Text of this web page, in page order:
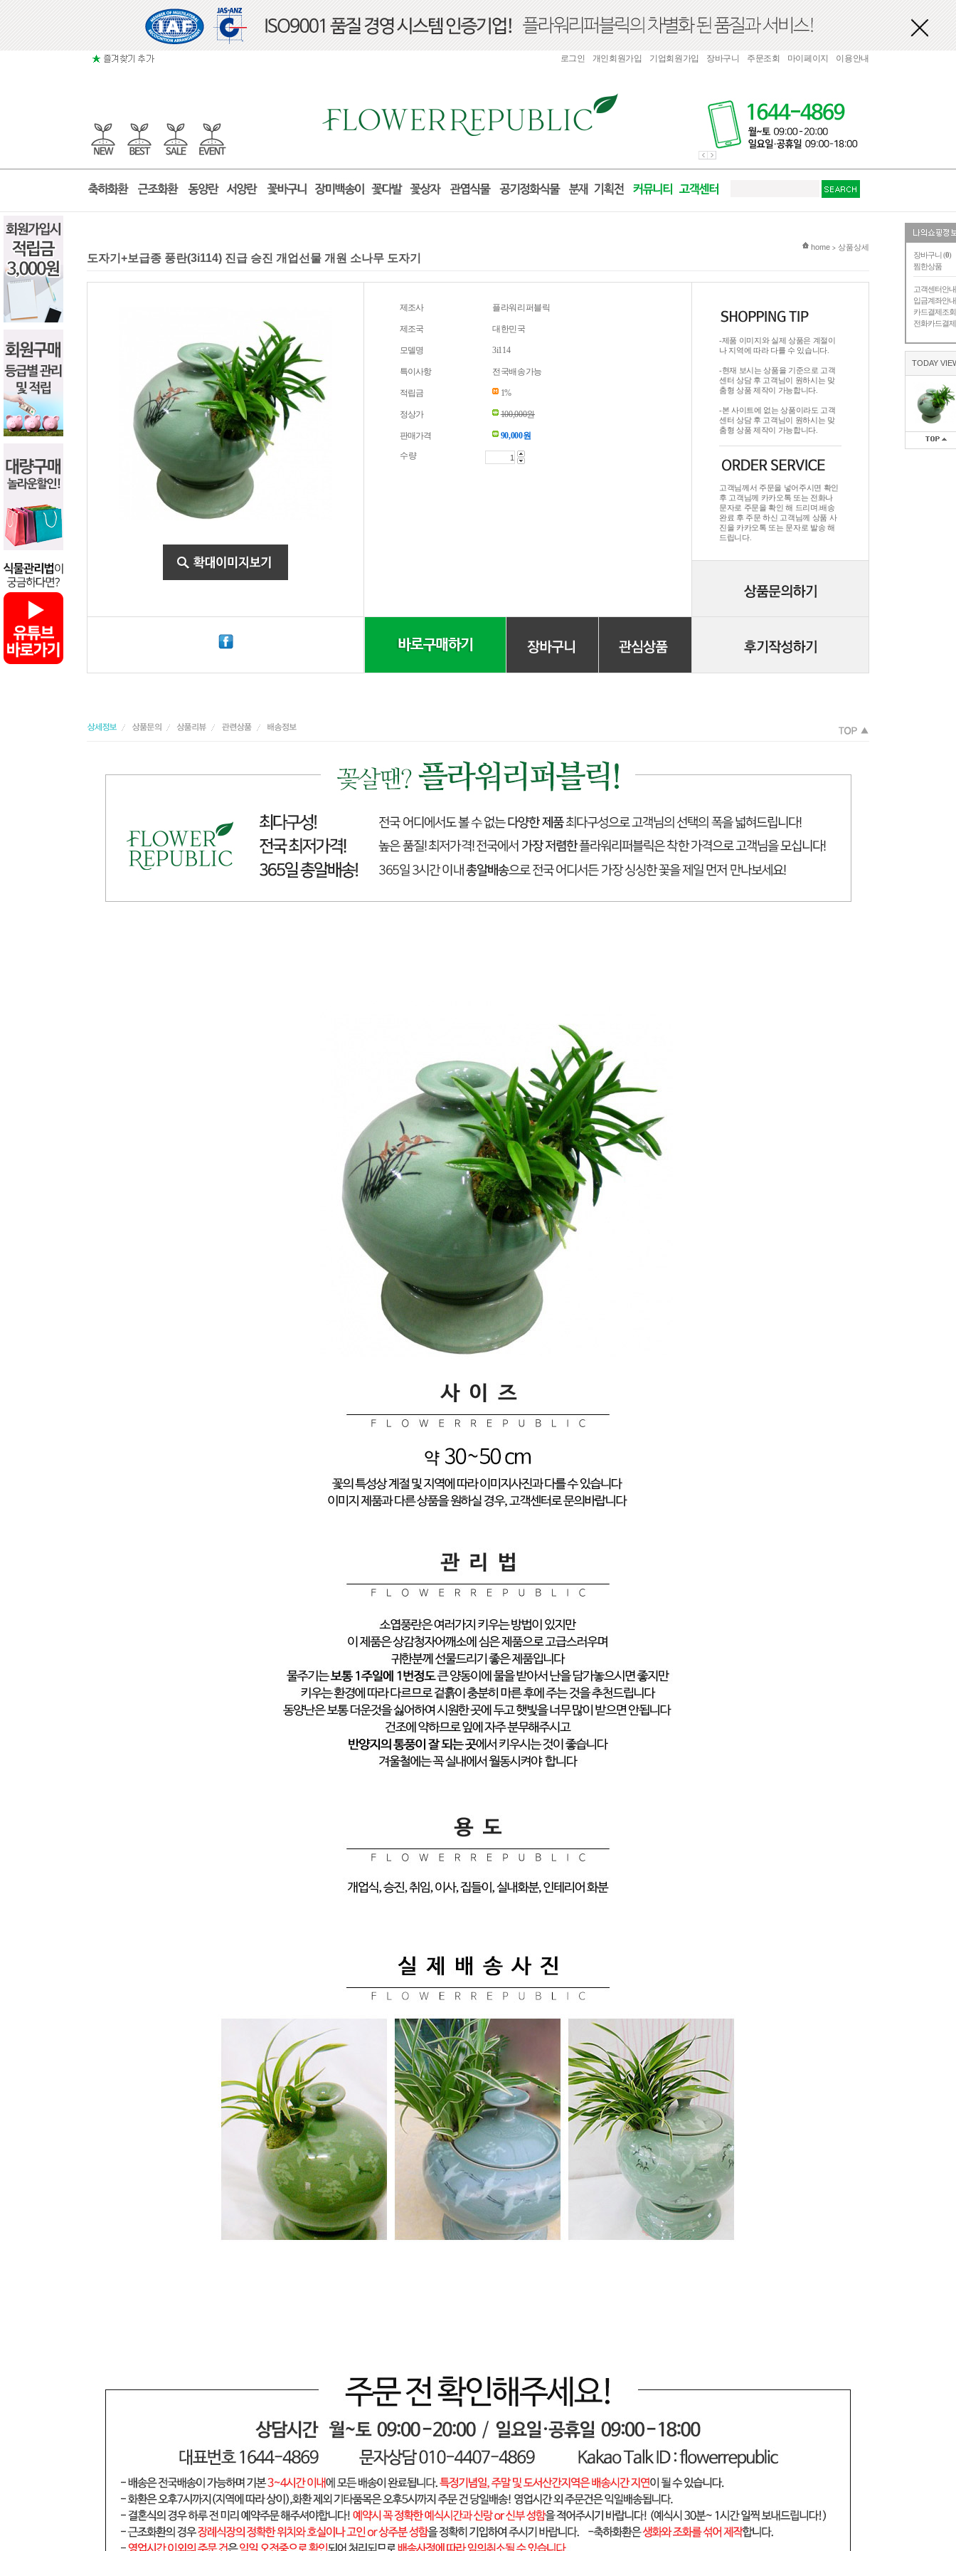
장바구니 (0)
찜한상품
고객센터안내
입금계좌안내
카드결제조회
전화카드결제
TODAY
로그인 개인회원가입 기업회원가입 장바구니 주문조회 마이페이지 이용안내
현재 위치
home > 상품상세
도자기+보급종 풍란(3i114) 진급 승진 개업선물 개원 소나무 도자기
제조사 플라워리퍼블릭
제조국 대한민국
모델명 3i114
특이사항 전국배송가능
적립금 1%
정상가 100,000원
판매가격 90,000원
수량
-제품 이미지와 실제 상품은 계절이
나 지역에 따라 다를 수 있습니다.
-현재 보시는 상품을 기준으로 고객
센터 상담 후 고객님이 원하시는 맞
춤형 상품 제작이 가능합니다.
-본 사이트에 없는 상품이라도 고객
센터 상담 후 고객님이 원하시는 맞
춤형 상품 제작이 가능합니다.
고객님께서 주문을 넣어주시면 확인
후 고객님께 카카오톡 또는 전화나
문자로 주문을 확인 해 드리며.배송
완료 후 주문 하신 고객님께 상품 사
진을 카카오톡 또는 문자로 발송 해
드립니다.